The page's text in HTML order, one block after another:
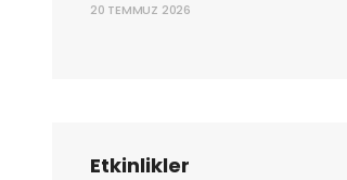
20 TEMMUZ 2026
Etkinlikler